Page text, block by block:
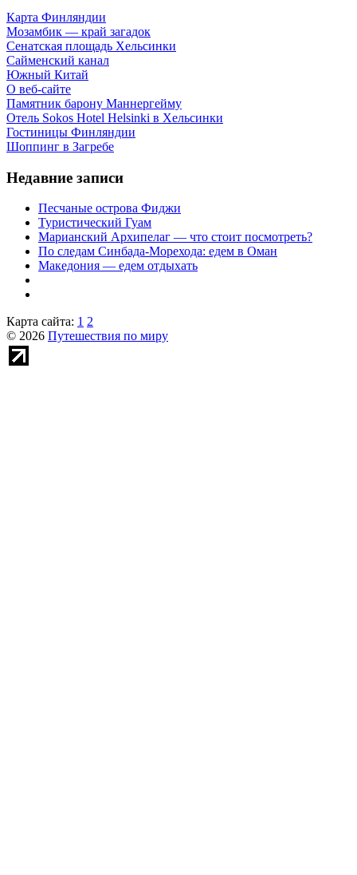
Карта Финляндии
Мозамбик — край загадок
Сенатская площадь Хельсинки
Сайменский канал
Южный Китай
О веб-сайте
Памятник барону Маннергейму
Отель Sokos Hotel Helsinki в Хельсинки
Гостиницы Финляндии
Шоппинг в Загребе
Недавние записи
Песчаные острова Фиджи
Туристический Гуам
Марианский Архипелаг — что стоит посмотреть?
По следам Синбада-Морехода: едем в Оман
Македония — едем отдыхать
Карта сайта: 1 2
© 2026 Путешествия по миру